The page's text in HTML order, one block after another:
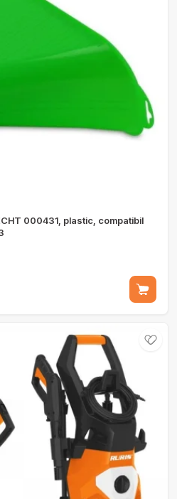
000431, plastic, compatibil